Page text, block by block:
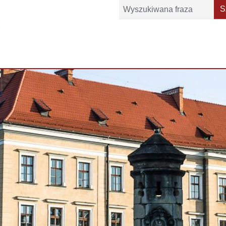
Szukaj